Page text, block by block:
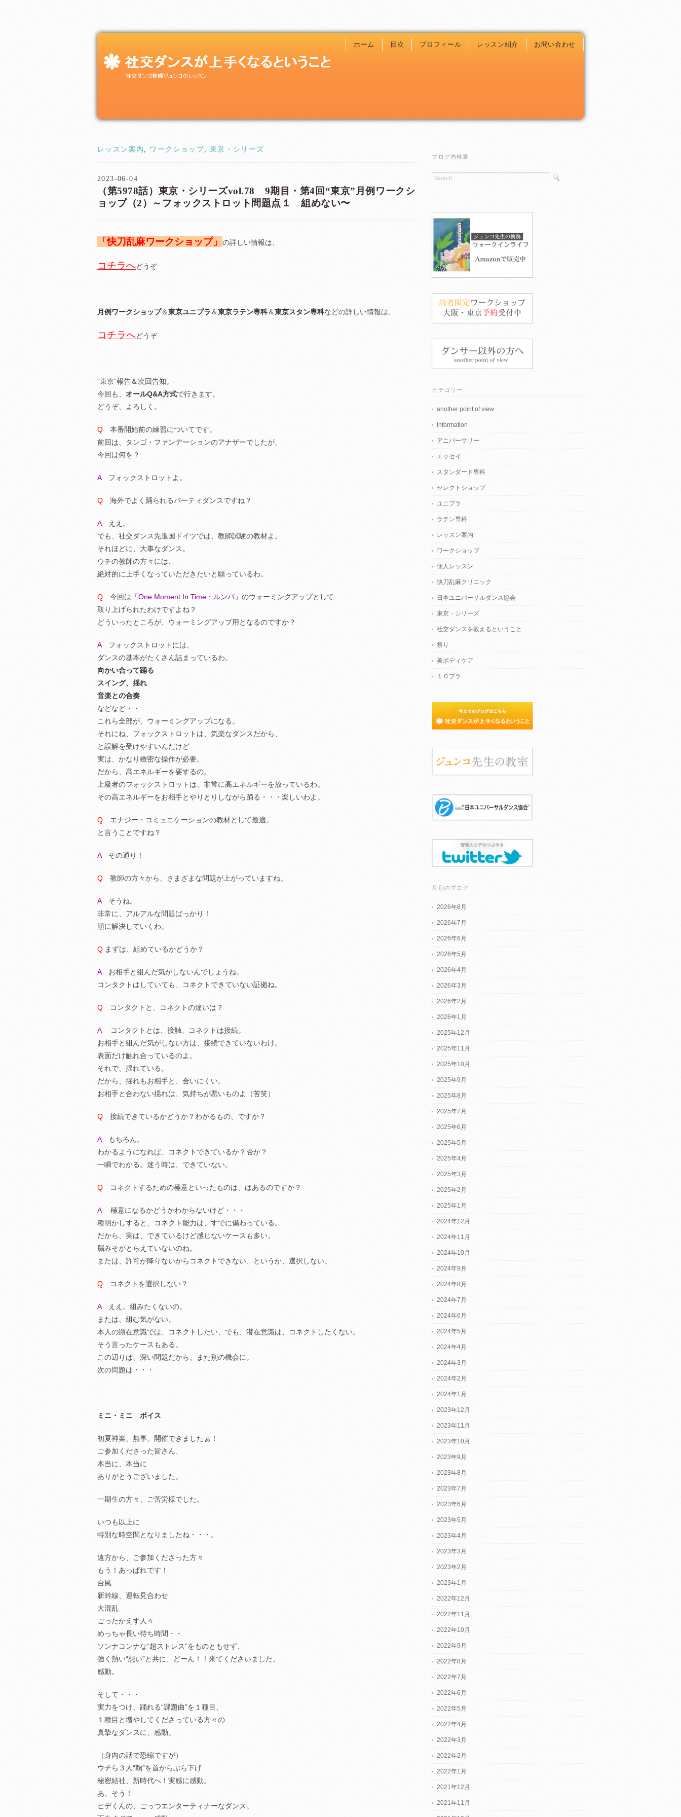
ホーム 目次 プロフィール レッスン紹介 お問い合わせ
レッスン案内 , ワークショップ, 東京・シリーズ
2023-06-04
（第5978話）東京・シリーズvol.78 9期目・第4回“東京”月例ワークシ
ョップ（2）～フォックストロット問題点１ 組めない〜
「快刀乱麻ワークショップ」 の詳しい情報は、
コチラへどうぞ
月例ワークショップ＆東京ユニプラ ＆東京ラテン専科＆東京スタン専科などの詳しい情報は、
コチラへどうぞ
“東京”報告＆次回告知。
今回も、 オールQ&A方式で行きます。
どうぞ、よろしく。
Q 本番開始前の練習についてです。
前回は、タンゴ・ファンデーションのアナザーでしたが、
今回は何を？
Aフォックストロットよ。
Q 海外でよく踊られるパーティダンスですね？
Aええ。
でも、社交ダンス先進国ドイツでは、教師試験の教材よ。
それほどに、大事なダンス。
ウチの教師の方々には、
絶対的に上手くなっていただきたいと願っているわ。
Q 今回は 「One Moment In Time・ルンバ」 のウォーミングアップとして
取り上げられたわけですよね？
どういったところが、ウォーミングアップ用となるのですか？
Aフォックストロットには、
ダンスの基本がたくさん詰まっているわ。
向かい合って踊る
スイング、揺れ
音楽との合奏
などなど・・
これら全部が、ウォーミングアップになる。
それにね、フォックストロットは、気楽なダンスだから、
と誤解を受けやすいんだけど
実は、かなり緻密な操作が必要。
だから、高エネルギーを要するの。
上級者のフォックストロットは、非常に高エネルギーを放っているわ。
その高エネルギーをお相手とやりとりしながら踊る・・・楽しいわよ。
Q エナジー・コミュニケーションの教材として最適。
と言うことですね？
A その通り！
Q 教師の方々から、さまざまな問題が上がっていますね。
Aそうね。
非常に、アルアルな問題ばっかり！
順に解決していくわ。
Q まずは、組めているかどうか？
Aお相手と組んだ気がしないんでしょうね。
コンタクトはしていても、コネクトできていない証拠ね。
Q コンタクトと、コネクトの違いは？
Aコンタクトとは、接触、コネクトは接続。
お相手と組んだ気がしない方は、接続できていないわけ。
表面だけ触れ合っているのよ。
それで、揺れている。
だから、揺れもお相手と、合いにくい。
お相手と合わない揺れは、気持ちが悪いものよ（苦笑）
Q 接続できているかどうか？わかるもの、ですか？
Aもちろん。
わかるようになれば、コネクトできているか？否か？
一瞬でわかる。迷う時は、できていない。
Q コネクトするための極意といったものは、はあるのですか？
A極意になるかどうかわからないけど・・・
種明かしすると、コネクト能力は、すでに備わっている。
だから、実は、できているけど感じないケースも多い。
脳みそがとらえていないのね。
または、許可が降りないからコネクトできない、というか、選択しない。
Q コネクトを選択しない？
A
ええ。組みたくないの。
または、組む気がない。
本人の顕在意識では、コネクトしたい、でも、潜在意識は、コネクトしたくない。
そう言ったケースもある。
この辺りは、深い問題だから、また別の機会に。
次の問題は・・・
ミニ・ミニ ボイス
初夏神楽、無事、開催できましたぁ！
ご参加くださった皆さん、
本当に、本当に
ありがとうございました。
一期生の方々、ご苦労様でした。
いつも以上に
特別な時空間となりましたね・・・。
遠方から、ご参加くださった方々
もう！あっぱれです！
台風
新幹線、運転見合わせ
大混乱
ごったかえす人々
めっちゃ長い待ち時間・・
ソンナコンナな“超ストレス”をものともせず、
強く熱い“想い”と共に、どーん！！来てくださいました。
感動。
そして・・・
実力をつけ、踊れる“課題曲”を１種目、
１種目と増やしてくださっている方々の
真摯なダンスに、感動。
（身内の話で恐縮ですが）
ウチら３人“鞠”を首からぶら下げ
秘密結社、新時代へ！実感に感動。
あ、そう！
ヒデくんの、ごっつエンターティナーなダンス。
ブログ内検索
カテゴリー
another point of view
information
アニバーサリー
エッセイ
スタンダード専科
セレクトショップ
ユニプラ
ラテン専科
レッスン案内
ワークショップ
個人レッスン
快刀乱麻クリニック
日本ユニバーサルダンス協会
東京・シリーズ
社交ダンスを教えるということ
祭り
美ボディケア
１０プラ
月別のブログ
2026年8月
2026年7月
2026年6月
2026年5月
2026年4月
2026年3月
2026年2月
2026年1月
2025年12月
2025年11月
2025年10月
2025年9月
2025年8月
2025年7月
2025年6月
2025年5月
2025年4月
2025年3月
2025年2月
2025年1月
2024年12月
2024年11月
2024年10月
2024年9月
2024年8月
2024年7月
2024年6月
2024年5月
2024年4月
2024年3月
2024年2月
2024年1月
2023年12月
2023年11月
2023年10月
2023年9月
2023年8月
2023年7月
2023年6月
2023年5月
2023年4月
2023年3月
2023年2月
2023年1月
2022年12月
2022年11月
2022年10月
2022年9月
2022年8月
2022年7月
2022年6月
2022年5月
2022年4月
2022年3月
2022年2月
2022年1月
2021年12月
2021年11月